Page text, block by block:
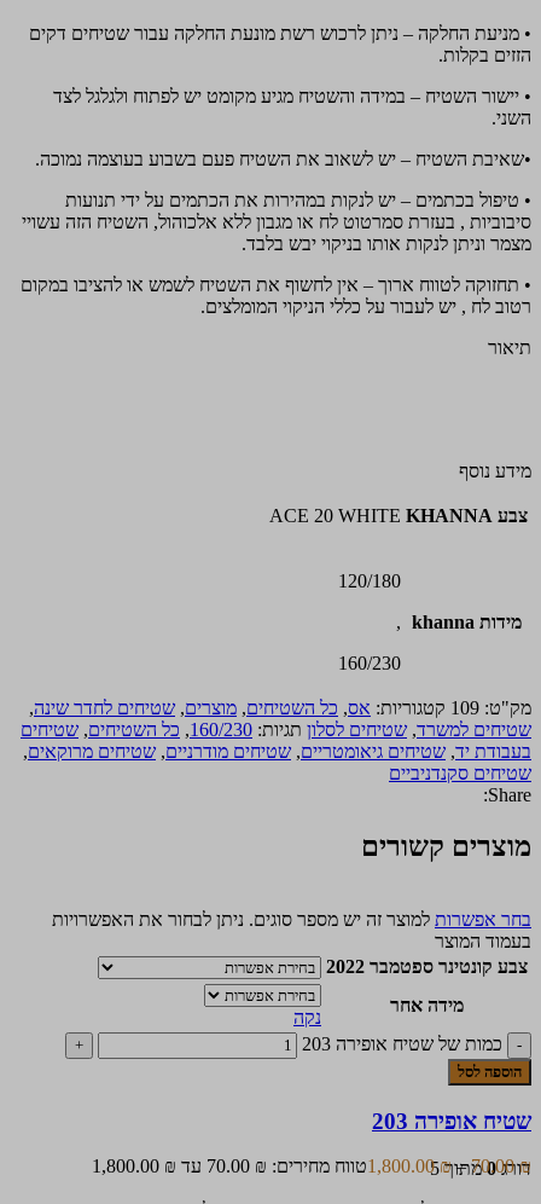
• מניעת החלקה – ניתן לרכוש רשת מונעת החלקה עבור שטיחים דקים
הזזים בקלות.
• יישור השטיח – במידה והשטיח מגיע מקומט יש לפתוח ולגלגל לצד
השני.
•שאיבת השטיח – יש לשאוב את השטיח פעם בשבוע בעוצמה נמוכה.
• טיפול בכתמים – יש לנקות במהירות את הכתמים על ידי תנועות
סיבוביות , בעזרת סמרטוט לח או מגבון ללא אלכוהול, השטיח הזה עשויי
מצמר וניתן לנקות אותו בניקוי יבש בלבד.
• תחזוקה לטווח ארוך – אין לחשוף את השטיח לשמש או להציבו במקום
רטוב לח , יש לעבור על כללי הניקוי המומלצים.
תיאור
מידע נוסף
צבע KHANNA ACE 20 WHITE
מידות khanna
120/180
,
160/230
מק"ט: 109 קטגוריות: אס, כל השטיחים, מוצרים, שטיחים לחדר שינה,
שטיחים למשרד, שטיחים לסלון תגיות: 160/230
, כל השטיחים, שטיחים
בעבודת יד, שטיחים גיאומטריים, שטיחים מודרניים, שטיחים מרוקאים,
שטיחים סקנדניביים
Share:
מוצרים קשורים
בחר אפשרות למוצר זה יש מספר סוגים. ניתן לבחור את האפשרויות
בעמוד המוצר
צבע קונטינר ספטמבר 2022
מידה אחר
נקה
כמות של שטיח אופירה 203
הוספה לסל
שטיח אופירה 203
דורג0מתוך 570.00₪
–
1,800.00₪ טווח מחירים: ⁦70.00 ₪⁩ עד ⁦1,800.00 ₪⁩